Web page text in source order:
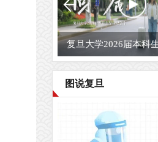
复旦大学2026届本科
图说复旦